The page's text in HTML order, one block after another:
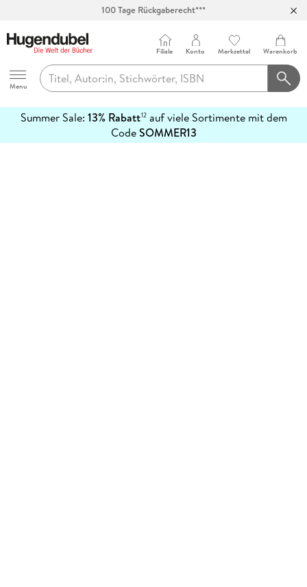
100 Tage Rückgaberecht***
Hugendubel
Menu
Filiale Konto Merkzettel Warenkorb
Summer Sale: 13% Rabatt12auf viele Sortimente mit dem
CodeSOMMER13
erfahren